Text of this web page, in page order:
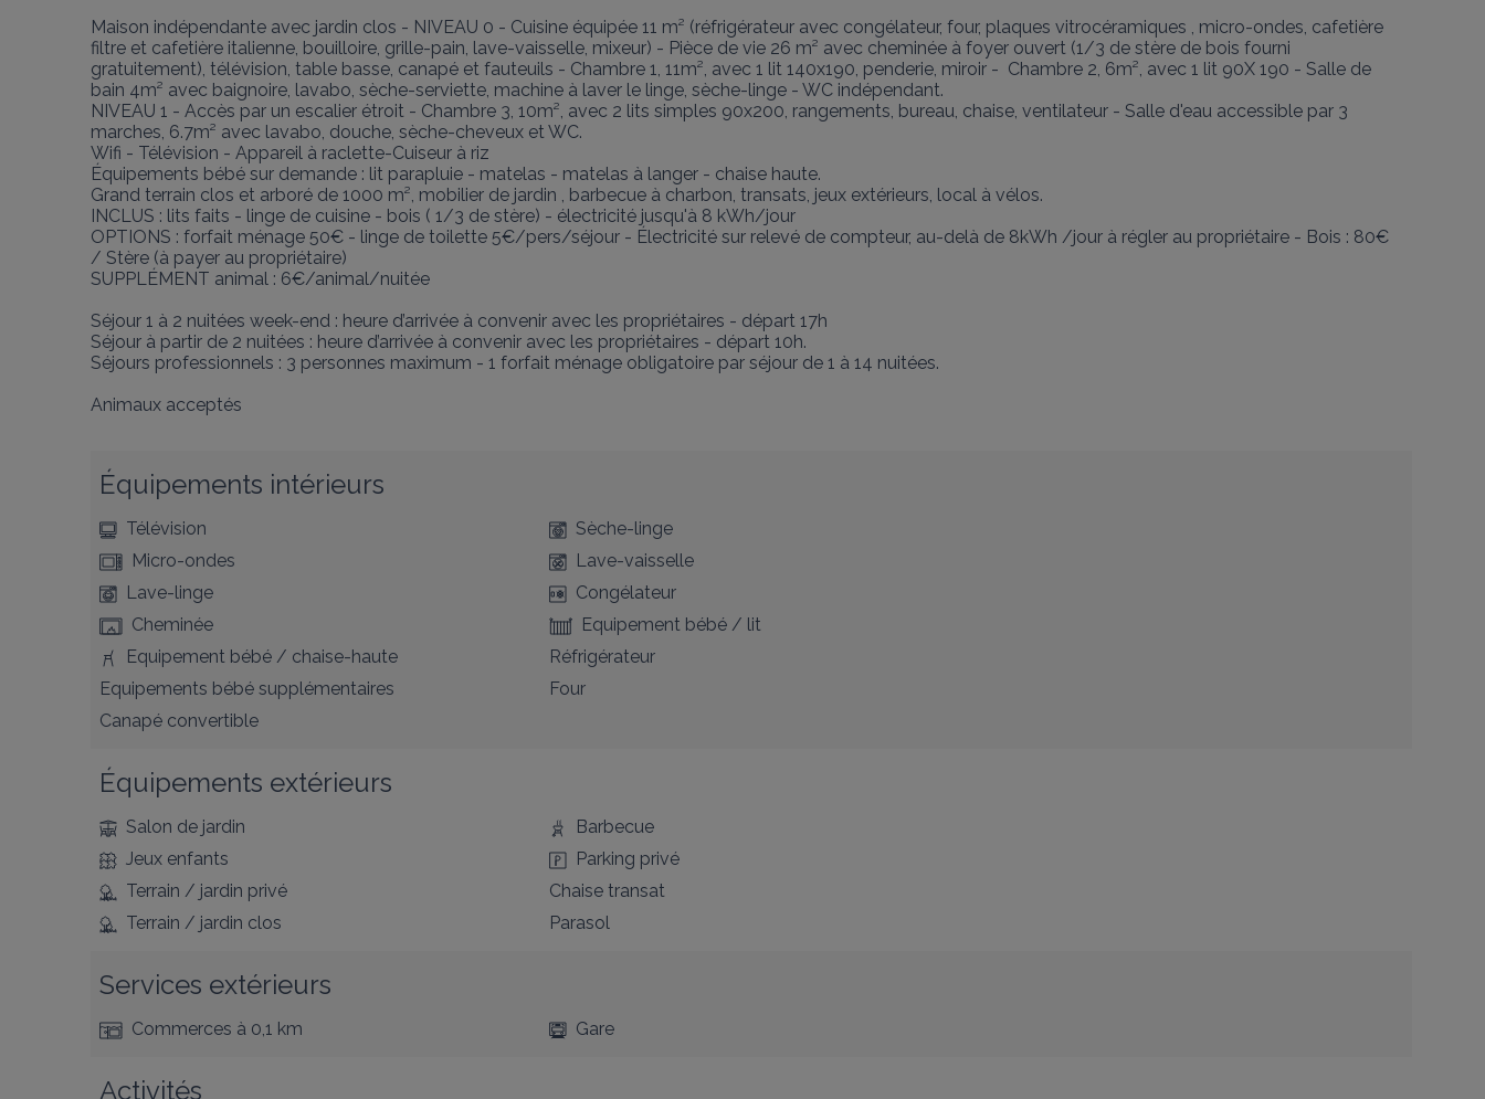
Maison indépendante avec jardin clos - NIVEAU 0 - Cuisine équipée 11 m² (réfrigérateur avec congélateur, four, plaques vitrocéramiques , micro-ondes, cafetière
filtre et cafetière italienne, bouilloire, grille-pain, lave-vaisselle, mixeur) - Pièce de vie 26 m² avec cheminée à foyer ouvert (1/3 de stère de bois fourni
gratuitement), télévision, table basse, canapé et fauteuils - Chambre 1, 11m², avec 1 lit 140x190, penderie, miroir -  Chambre 2, 6m², avec 1 lit 90X 190 - Salle de
bain 4m² avec baignoire, lavabo, sèche-serviette, machine à laver le linge, sèche-linge - WC indépendant.
NIVEAU 1 - Accès par un escalier étroit - Chambre 3, 10m², avec 2 lits simples 90x200, rangements, bureau, chaise, ventilateur - Salle d'eau accessible par 3
marches, 6.7m² avec lavabo, douche, sèche-cheveux et WC.
Wifi - Télévision - Appareil à raclette-Cuiseur à riz
Équipements bébé sur demande : lit parapluie - matelas - matelas à langer - chaise haute.
Grand terrain clos et arboré de 1000 m², mobilier de jardin , barbecue à charbon, transats, jeux extérieurs, local à vélos.
INCLUS : lits faits - linge de cuisine - bois ( 1/3 de stère) - électricité jusqu'à 8 kWh/jour
OPTIONS : forfait ménage 50€ - linge de toilette 5€/pers/séjour - Électricité sur relevé de compteur, au-delà de 8kWh /jour à régler au propriétaire - Bois : 80€
/ Stère (à payer au propriétaire)
SUPPLÉMENT animal : 6€/animal/nuitée
Séjour 1 à 2 nuitées week-end : heure d’arrivée à convenir avec les propriétaires - départ 17h
Séjour à partir de 2 nuitées : heure d’arrivée à convenir avec les propriétaires - départ 10h.
Séjours professionnels : 3 personnes maximum - 1 forfait ménage obligatoire par séjour de 1 à 14 nuitées.
Animaux acceptés
Équipements intérieurs
Télévision
Sèche-linge
Micro-ondes
Lave-vaisselle
Lave-linge
Congélateur
Cheminée
Equipement bébé / lit
Equipement bébé / chaise-haute
Réfrigérateur
Equipements bébé supplémentaires
Four
Canapé convertible
Équipements extérieurs
Salon de jardin
Barbecue
Jeux enfants
Parking privé
Terrain / jardin privé
Chaise transat
Terrain / jardin clos
Parasol
Services extérieurs
Commerces à 0,1 km Gare
Activités